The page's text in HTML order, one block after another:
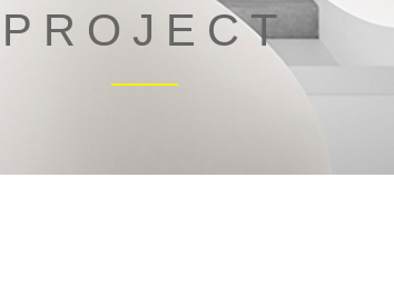
PROJECT